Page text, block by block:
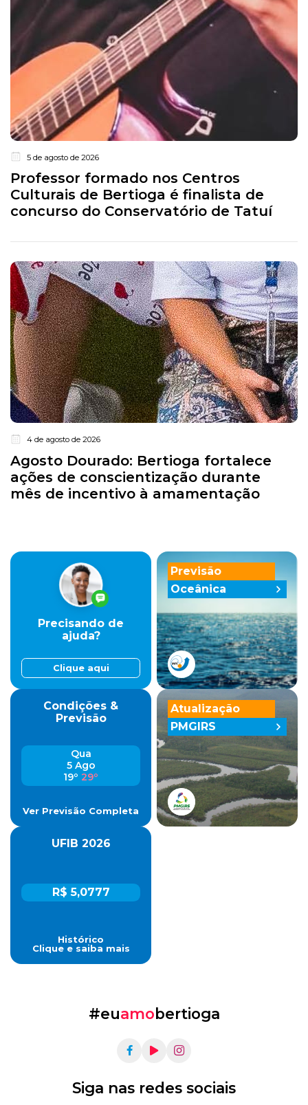
5 de agosto de 2026
Professor formado nos Centros
Culturais de Bertioga é finalista de
concurso do Conservatório de Tatuí
4 de agosto de 2026
Agosto Dourado: Bertioga fortalece
ações de conscientização durante
mês de incentivo à amamentação
Previsão
Oceânica
Precisando de
ajuda?
Clique aqui
Condições &
Previsão
Qua
5 Ago
19º 29º
Ver Previsão Completa
UFIB 2026
R$ 5,0777
Histórico
Clique e saiba mais
Atualização
PMGIRS
#euamobertioga
Siga nas redes sociais